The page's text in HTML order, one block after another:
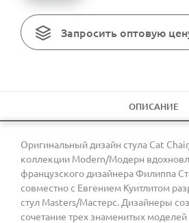
Запросить оптовую
ОПИСАНИЕ
Оригинальный дизайн стула Cat
коллекции Modern/Модерн
французского дизайнера Филиппа
совместно с Евгением Куитлитом
стул Masters/Мастерс. Дизайнеры
сочетание трех знаменитых моделей